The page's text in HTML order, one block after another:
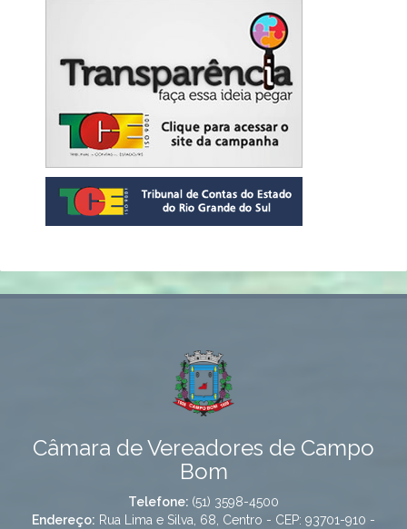
Câmara de Vereadores de Campo
Bom
Telefone: (51) 3598-4500
Endereço: Rua Lima e Silva, 68, Centro - CEP: 93701-910 -